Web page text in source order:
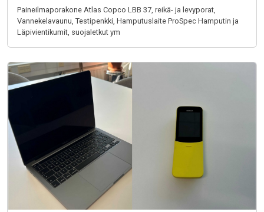
Paineilmaporakone Atlas Copco LBB 37, reikä- ja levyporat,
Vannekelavaunu, Testipenkki, Hamputuslaite ProSpec Hamputin ja
Läpivientikumit, suojaletkut ym